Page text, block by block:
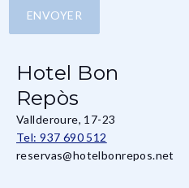
ENVOYER
Hotel Bon
Repòs
Vallderoure, 17-23
Tel: 937 690 512
reservas@hotelbonrepos.net